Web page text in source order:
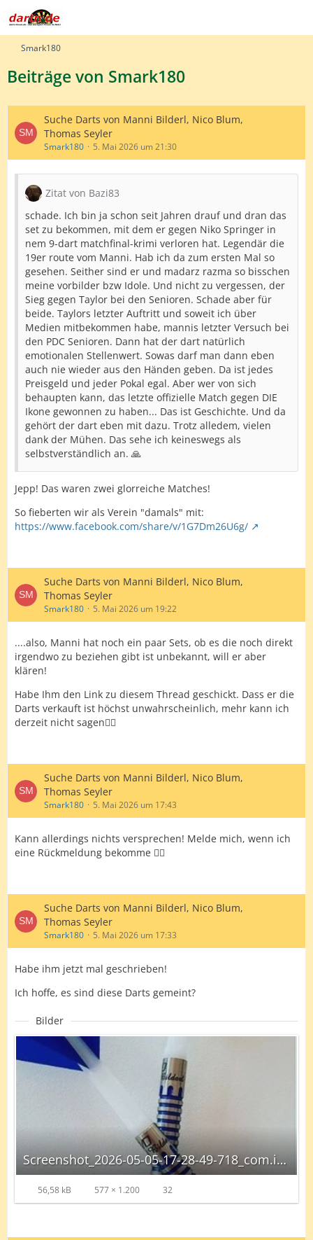
Smark180
Beiträge von Smark180
Suche Darts von Manni Bilderl, Nico Blum,
Thomas Seyler
Smark180 5. Mai 2026 um 21:30
Zitat von Bazi83
schade. Ich bin ja schon seit Jahren drauf und dran das
set zu bekommen, mit dem er gegen Niko Springer in
nem 9-dart matchfinal-krimi verloren hat. Legendär die
19er route vom Manni. Hab ich da zum ersten Mal so
gesehen. Seither sind er und madarz razma so bisschen
meine vorbilder bzw Idole. Und nicht zu vergessen, der
Sieg gegen Taylor bei den Senioren. Schade aber für
beide. Taylors letzter Auftritt und soweit ich über
Medien mitbekommen habe, mannis letzter Versuch bei
den PDC Senioren. Dann hat der dart natürlich
emotionalen Stellenwert. Sowas darf man dann eben
auch nie wieder aus den Händen geben. Da ist jedes
Preisgeld und jeder Pokal egal. Aber wer von sich
behaupten kann, das letzte offizielle Match gegen DIE
Ikone gewonnen zu haben... Das ist Geschichte. Und da
gehört der dart eben mit dazu. Trotz alledem, vielen
dank der Mühen. Das sehe ich keineswegs als
selbstverständlich an. 🙏
Jepp! Das waren zwei glorreiche Matches!
So fieberten wir als Verein "damals" mit:
https://www.facebook.com/share/v/1G7Dm26U6g/
Suche Darts von Manni Bilderl, Nico Blum,
Thomas Seyler
Smark180 5. Mai 2026 um 19:22
....also, Manni hat noch ein paar Sets, ob es die noch direkt
irgendwo zu beziehen gibt ist unbekannt, will er aber
klären!
Habe Ihm den Link zu diesem Thread geschickt. Dass er die
Darts verkauft ist höchst unwahrscheinlich, mehr kann ich
derzeit nicht sagen✌🏼
Suche Darts von Manni Bilderl, Nico Blum,
Thomas Seyler
Smark180 5. Mai 2026 um 17:43
Kann allerdings nichts versprechen! Melde mich, wenn ich
eine Rückmeldung bekomme ✌🏼
Suche Darts von Manni Bilderl, Nico Blum,
Thomas Seyler
Smark180 5. Mai 2026 um 17:33
Habe ihm jetzt mal geschrieben!
Ich hoffe, es sind diese Darts gemeint?
Bilder
Screenshot_2026-05-05-17-28-49-718_com.instagram.android-edit_autoscaled.jpg
56,58 kB 577 × 1.200 32